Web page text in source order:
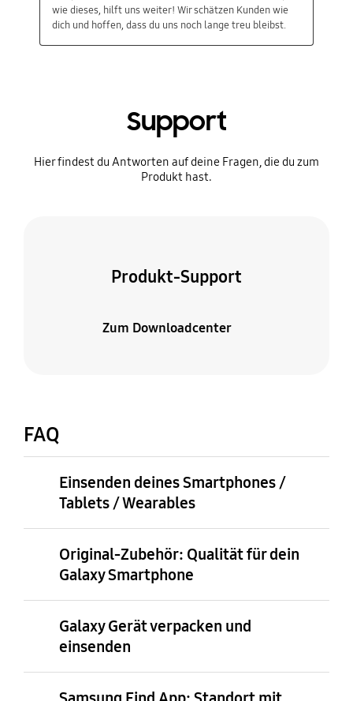
Support
Hier findest du Antworten auf deine Fragen, die du zum
Produkt hast.
Produkt-Support
Zum Downloadcenter
FAQ
Einsenden deines Smartphones /
Tablets / Wearables
Original-Zubehör: Qualität für dein
Galaxy Smartphone
Galaxy Gerät verpacken und
einsenden